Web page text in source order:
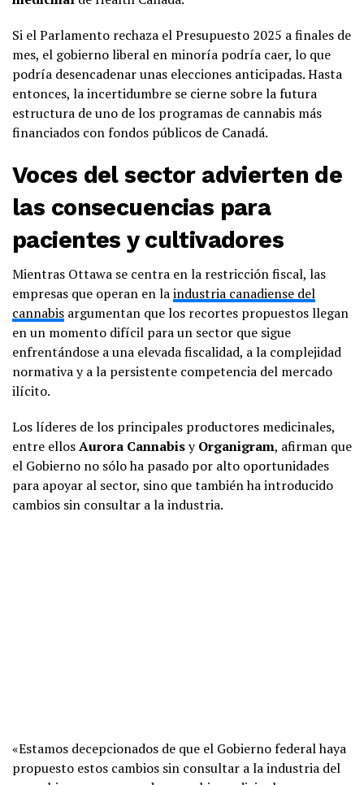
Si el Parlamento rechaza el Presupuesto 2025 a finales de
mes, el gobierno liberal en minoría podría caer, lo que
podría desencadenar unas elecciones anticipadas. Hasta
entonces, la incertidumbre se cierne sobre la futura
estructura de uno de los programas de cannabis más
financiados con fondos públicos de Canadá.
Voces del sector advierten de
las consecuencias para
pacientes y cultivadores
Mientras Ottawa se centra en la restricción fiscal, las
empresas que operan en laindustria canadiense del
cannabis argumentan que los recortes propuestos llegan
en un momento difícil para un sector que sigue
enfrentándose a una elevada fiscalidad, a la complejidad
normativa y a la persistente competencia del mercado
ilícito.
Los líderes de los principales productores medicinales,
entre ellosAurora CannabisyOrganigram, afirman que
el Gobierno no sólo ha pasado por alto oportunidades
para apoyar al sector, sino que también ha introducido
cambios sin consultar a la industria.
«Estamos decepcionados de que el Gobierno federal haya
propuesto estos cambios sin consultar a la industria del